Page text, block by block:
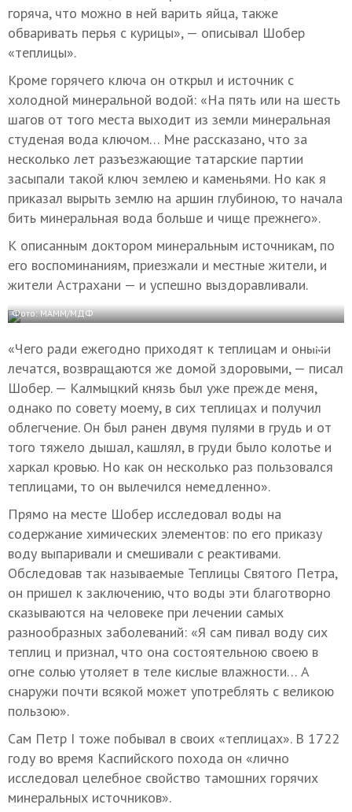
горяча, что можно в ней варить яйца, также
обваривать перья с курицы», — описывал Шобер
«теплицы».
Кроме горячего ключа он открыл и источник с
холодной минеральной водой: «На пять или на шесть
шагов от того места выходит из земли минеральная
студеная вода ключом… Мне рассказано, что за
несколько лет разъезжающие татарские партии
засыпали такой ключ землею и каменьями. Но как я
приказал вырыть землю на аршин глубиною, то начала
бить минеральная вода больше и чище прежнего».
К описанным доктором минеральным источникам, по
его воспоминаниям, приезжали и местные жители, и
жители Астрахани — и успешно выздоравливали.
Фото: МАММ/МДФ
«Чего ради ежегодно приходят к теплицам и оными
лечатся, возвращаются же домой здоровыми, — писал
Шобер. — Калмыцкий князь был уже прежде меня,
однако по совету моему, в сих теплицах и получил
облегчение. Он был ранен двумя пулями в грудь и от
того тяжело дышал, кашлял, в груди было колотье и
харкал кровью. Но как он несколько раз пользовался
теплицами, то он вылечился немедленно».
Прямо на месте Шобер исследовал воды на
содержание химических элементов: по его приказу
воду выпаривали и смешивали с реактивами.
Обследовав так называемые Теплицы Святого Петра,
он пришел к заключению, что воды эти благотворно
сказываются на человеке при лечении самых
разнообразных заболеваний: «Я сам пивал воду сих
теплиц и признал, что она состоятельною своею в
огне солью утоляет в теле кислые влажности… А
снаружи почти всякой может употреблять с великою
пользою».
Сам Петр I тоже побывал в своих «теплицах». В 1722
году во время Каспийского похода он «лично
исследовал целебное свойство тамошних горячих
минеральных источников».